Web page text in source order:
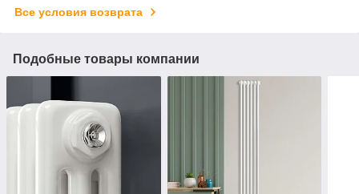
Все условия возврата
Подобные товары компании